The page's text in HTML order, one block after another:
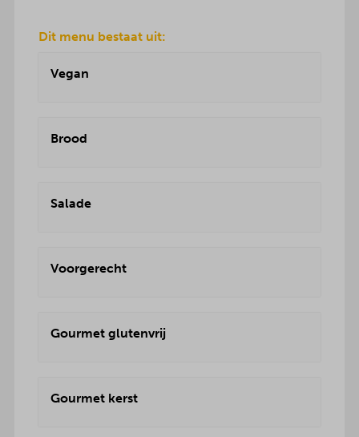
Dit menu bestaat uit:
Vegan
Brood
Salade
Voorgerecht
Gourmet glutenvrij
Gourmet kerst